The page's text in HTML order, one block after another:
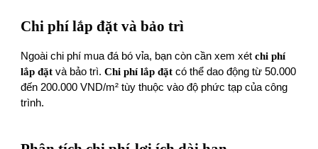
Chi phí lắp đặt và bảo trì
Ngoài chi phí mua đá bó vỉa, bạn còn cần xem xétchi phí
lắp đặt và bảo trì.Chi phí lắp đặt có thể dao động từ 50.000
đến 200.000 VND/m² tùy thuộc vào độ phức tạp của công
trình.